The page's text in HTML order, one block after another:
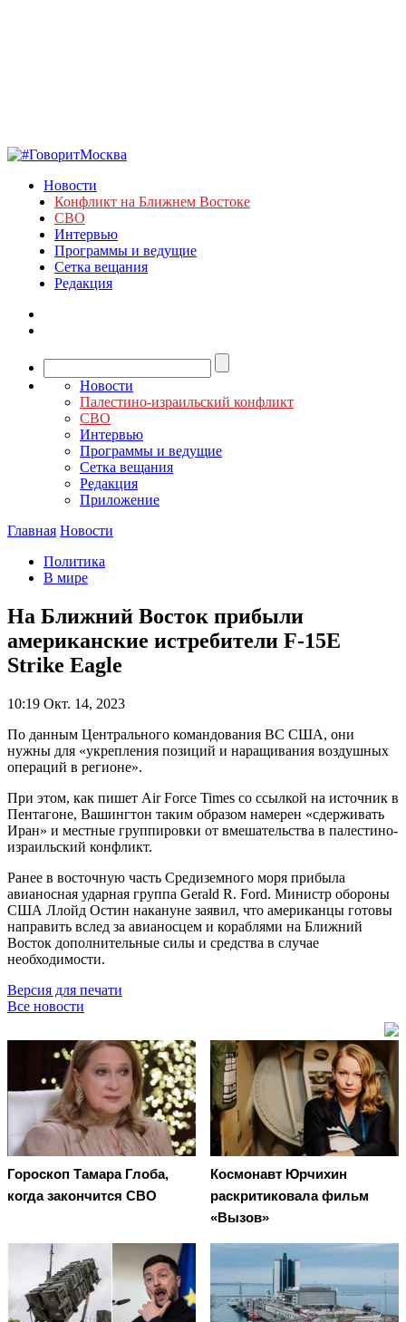
Новости
Конфликт на Ближнем Востоке
СВО
Интервью
Программы и ведущие
Сетка вещания
Редакция
Новости
Палестино-израильский конфликт
СВО
Интервью
Программы и ведущие
Сетка вещания
Редакция
Приложение
Главная Новости
Политика
В мире
На Ближний Восток прибыли
американские истребители F-15E
Strike Eagle
10:19 Окт. 14, 2023
По данным Центрального командования ВС США, они
нужны для «укрепления позиций и наращивания воздушных
операций в регионе».
При этом, как пишет Air Force Times со ссылкой на источник в
Пентагоне, Вашингтон таким образом намерен «сдерживать
Иран» и местные группировки от вмешательства в палестино-
израильский конфликт.
Ранее в восточную часть Средиземного моря прибыла
авианосная ударная группа Gerald R. Ford. Министр обороны
США Ллойд Остин накануне заявил, что американцы готовы
направить вслед за авианосцем и кораблями на Ближний
Восток дополнительные силы и средства в случае
необходимости.
Версия для печати
Все новости
Гороскоп Тамара Глоба,
когда закончится СВО
Космонавт Юрчихин
раскритиковала фильм
«Вызов»